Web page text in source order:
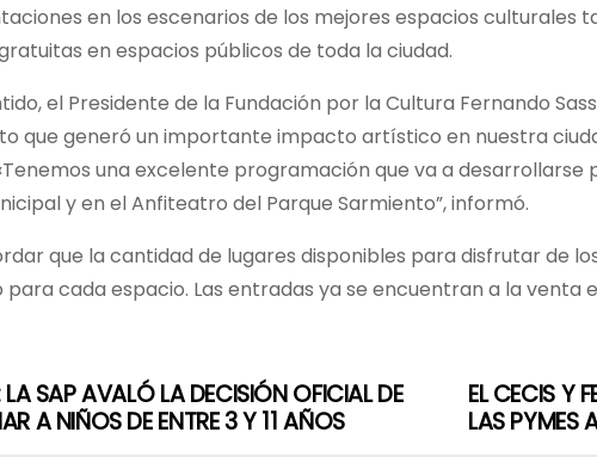
en los escenarios de los mejores espacios culturales
en espacios públicos de toda la ciudad.
el Presidente de la Fundación por la Cultura Fernando
que generó un importante impacto artístico en nuestra
una excelente programación que va a
y en el Anfiteatro del Parque Sarmiento”, informó.
que la cantidad de lugares disponibles para disfrutar de
para cada espacio. Las entradas ya se encuentran a la venta
EL CECIS Y
LAS PYMES
SAP AVALÓ LA DECISIÓN OFICIAL DE
A NIÑOS DE ENTRE 3 Y 11 AÑOS